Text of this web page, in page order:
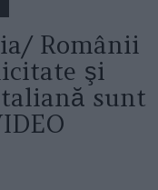
Românii
şi
sunt